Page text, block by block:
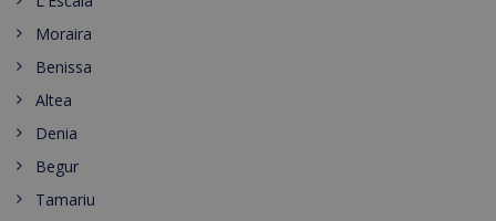
Moraira
Benissa
Altea
Denia
Begur
Tamariu